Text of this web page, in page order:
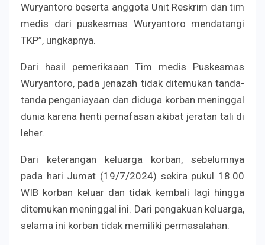
Wuryantoro beserta anggota Unit Reskrim dan tim
medis dari puskesmas Wuryantoro mendatangi
TKP”, ungkapnya.
Dari hasil pemeriksaan Tim medis Puskesmas
Wuryantoro, pada jenazah tidak ditemukan tanda-
tanda penganiayaan dan diduga korban meninggal
dunia karena henti pernafasan akibat jeratan tali di
leher.
Dari keterangan keluarga korban, sebelumnya
pada hari Jumat (19/7/2024) sekira pukul 18.00
WIB korban keluar dan tidak kembali lagi hingga
ditemukan meninggal ini. Dari pengakuan keluarga,
selama ini korban tidak memiliki permasalahan.